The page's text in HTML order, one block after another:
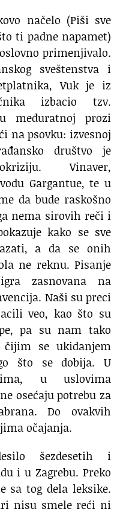
načelo (Piši sve
ti padne napamet)
primenjivalo.
sveštenstva i
Vuk je iz
izbacio tzv.
međuratnoj prozi
na psovku: izvesnoj
društvo je
Vinaver,
Gargantue, te u
da bude raskošno
nema sirovih reči i
kako se sve
a da se onih
ne reknu. Pisanje
zasnovana na
Naši su preci
veo, kao što su
pa su nam tako
čijim se ukidanjem
što se dobija. U
u uslovima
osećaju potrebu za
Do ovakvih
očajanja.
šezdesetih i
i u Zagrebu. Preko
sa tog dela leksike.
nisu smele reći ni